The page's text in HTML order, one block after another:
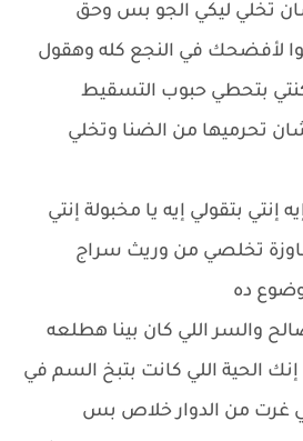
تخلي ليكي الجو بس وحق
سوا لأفضحك في النجع كله وهقول
كنتي بتحطي حبوب التسقيط
تحرميها من الضنا وتخلي
بتقولي إيه يا مخبولة إنتي
تخلصي من وريث سراج
ده
والسر اللي كان بينا هطلعه
الحية اللي كانت بتبخ السم في
غرت من الدوار خلاص بس